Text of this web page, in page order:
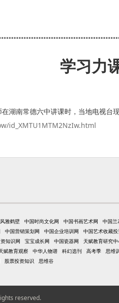
学习力
南常德六中讲课时，当地电视台现
id_XMTU1MTM2NzIw.html
风雅鹤壁 中国时尚文化网 中国书画艺术网 中国兰
中国营销策划网 中国企业培训网 中国艺术收藏投
知识网 宝宝成长网 中国瓷器网 天赋教育研究
赋教育观察 中华人物谱 科幻选刊 高考季 思维
股票投资知识 思维谷
reserved.